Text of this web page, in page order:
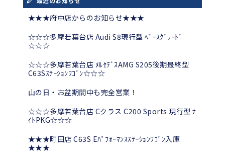
★★★府中店からのお知らせ★★★
☆☆☆多摩若葉台店 Audi S8現行型 ﾍﾞｰｽｸﾞﾚｰﾄﾞ
☆☆☆
☆☆☆多摩若葉台店 ﾒﾙｾﾃﾞｽAMG S205後期最終型
C63Sｽﾃｰｼｮﾝﾜｺﾞﾝ☆☆☆
山の日・お盆期間中も完全営業！
☆☆☆多摩若葉台店 Cクラス C200 Sports 現行型 ﾅ
ｲﾄPKG☆☆☆
★★★町田店 C63S Eﾊﾟﾌｫｰﾏﾝｽｽﾃｰｼｮﾝﾜｺﾞﾝ入庫
★★★